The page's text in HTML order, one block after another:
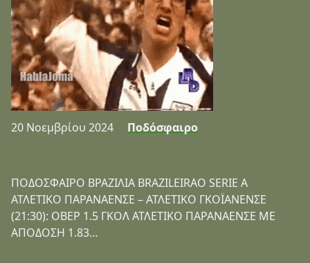
20 Νοεμβρίου 2024 Ποδόσφαιρο
ΠΟΔΟΣΦΑΙΡΟ ΒΡΑΖΙΛΙΑ BRAZILEIRAO SERIE A
ΑΤΛΕΤΙΚΟ ΠΑΡΑΝΑΕΝΣΕ – ΑΤΛΕΤΙΚΟ ΓΚΟΪΑΝΕΝΣΕ
(21:30): ΟΒΕΡ 1.5 ΓΚΟΛ ΑΤΛΕΤΙΚΟ ΠΑΡΑΝΑΕΝΣΕ ΜΕ
ΑΠΟΔΟΣΗ 1.83…